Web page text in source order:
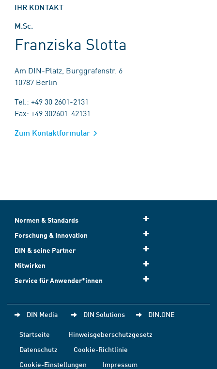
IHR KONTAKT
M.Sc.
Franziska Slotta
Am DIN-Platz, Burggrafenstr. 6
10787 Berlin
Tel.: +49 30 2601-2131
Fax: +49 302601-42131
Zum Kontaktformular
Normen & Standards
Forschung & Innovation
DIN & seine Partner
Mitwirken
Service für Anwender*innen
DIN Media DIN Solutions DIN.ONE
Startseite
Hinweisgeberschutzgesetz
Datenschutz
Cookie-Richtlinie
Cookie-Einstellungen
Impressum